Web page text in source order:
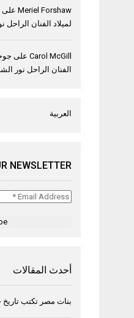
Meriel Forshaw على
لميلاد الفنان
Carol McGill على
الفنان الراحل نور
العربية
NEWSLETTER
Email
أحدث المقالات
بنات مصر تكتب تاريخ